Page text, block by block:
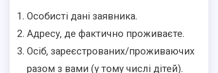
Особисті дані заявника.
Адресу, де фактично проживаєте.
Осіб, зареєстрованих/проживаючих
разом з вами (у тому числі дітей).